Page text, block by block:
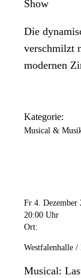
Show
Die
verschmilzt
modernen
Kategorie:
Musical &
Fr 4. Dezember
20:00 Uhr
Ort:
Westfalenhalle /
Musical: